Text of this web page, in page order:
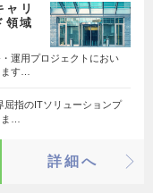
リ
域
運用プロジェクトにおい
す…
屈指のITソリューションプ
…
詳細へ